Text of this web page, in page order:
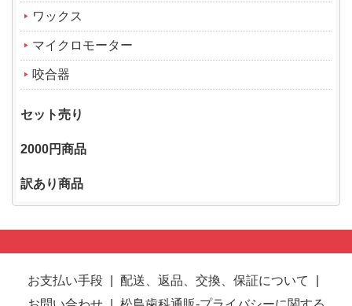
ワックス
マイクロモーター
咬合器
セット売り
2000円商品
訳あり商品
お支払い手段 配送、返品、交換、保証について